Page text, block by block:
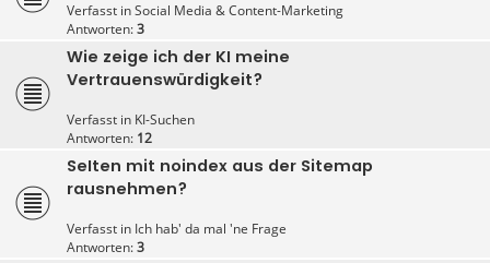
Verfasst inSocial Media & Content-Marketing
Antworten:3
Wie zeige ich der KI meine
Vertrauenswürdigkeit?
Verfasst in KI-Suchen
Antworten: 12
SeIten mit noindex aus der Sitemap
rausnehmen?
Verfasst in Ich hab' da mal 'ne Frage
Antworten:3